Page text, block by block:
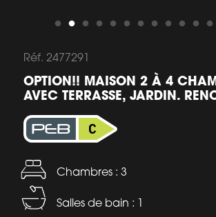
Réf. 2477291
OPTION!! MAISON 2 À 4
AVEC TERRASSE, JARDIN.
Chambres : 3
Salles de bain : 1